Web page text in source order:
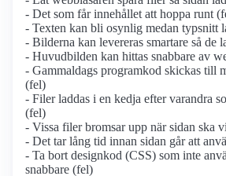
- Det som får innehållet att hoppa runt
- Texten kan bli osynlig medan typsnitt
- Bilderna kan levereras smartare så de
- Huvudbilden kan hittas snabbare av
- Gammaldags programkod skickas till
(fel)
- Filer laddas i en kedja efter varandra
(fel)
- Vissa filer bromsar upp när sidan ska
- Det tar lång tid innan sidan går att
- Ta bort designkod (CSS) som inte
snabbare (fel)